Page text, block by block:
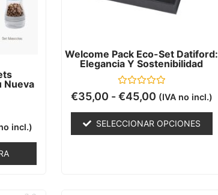
Nueva
incl.)
Welcome Pack Eco-Set Datiford:
Elegancia Y Sostenibilidad
Valorado
con
5
€35,00 - €45,00 (IVA no incl.)
SELECCIONAR OPCIONES